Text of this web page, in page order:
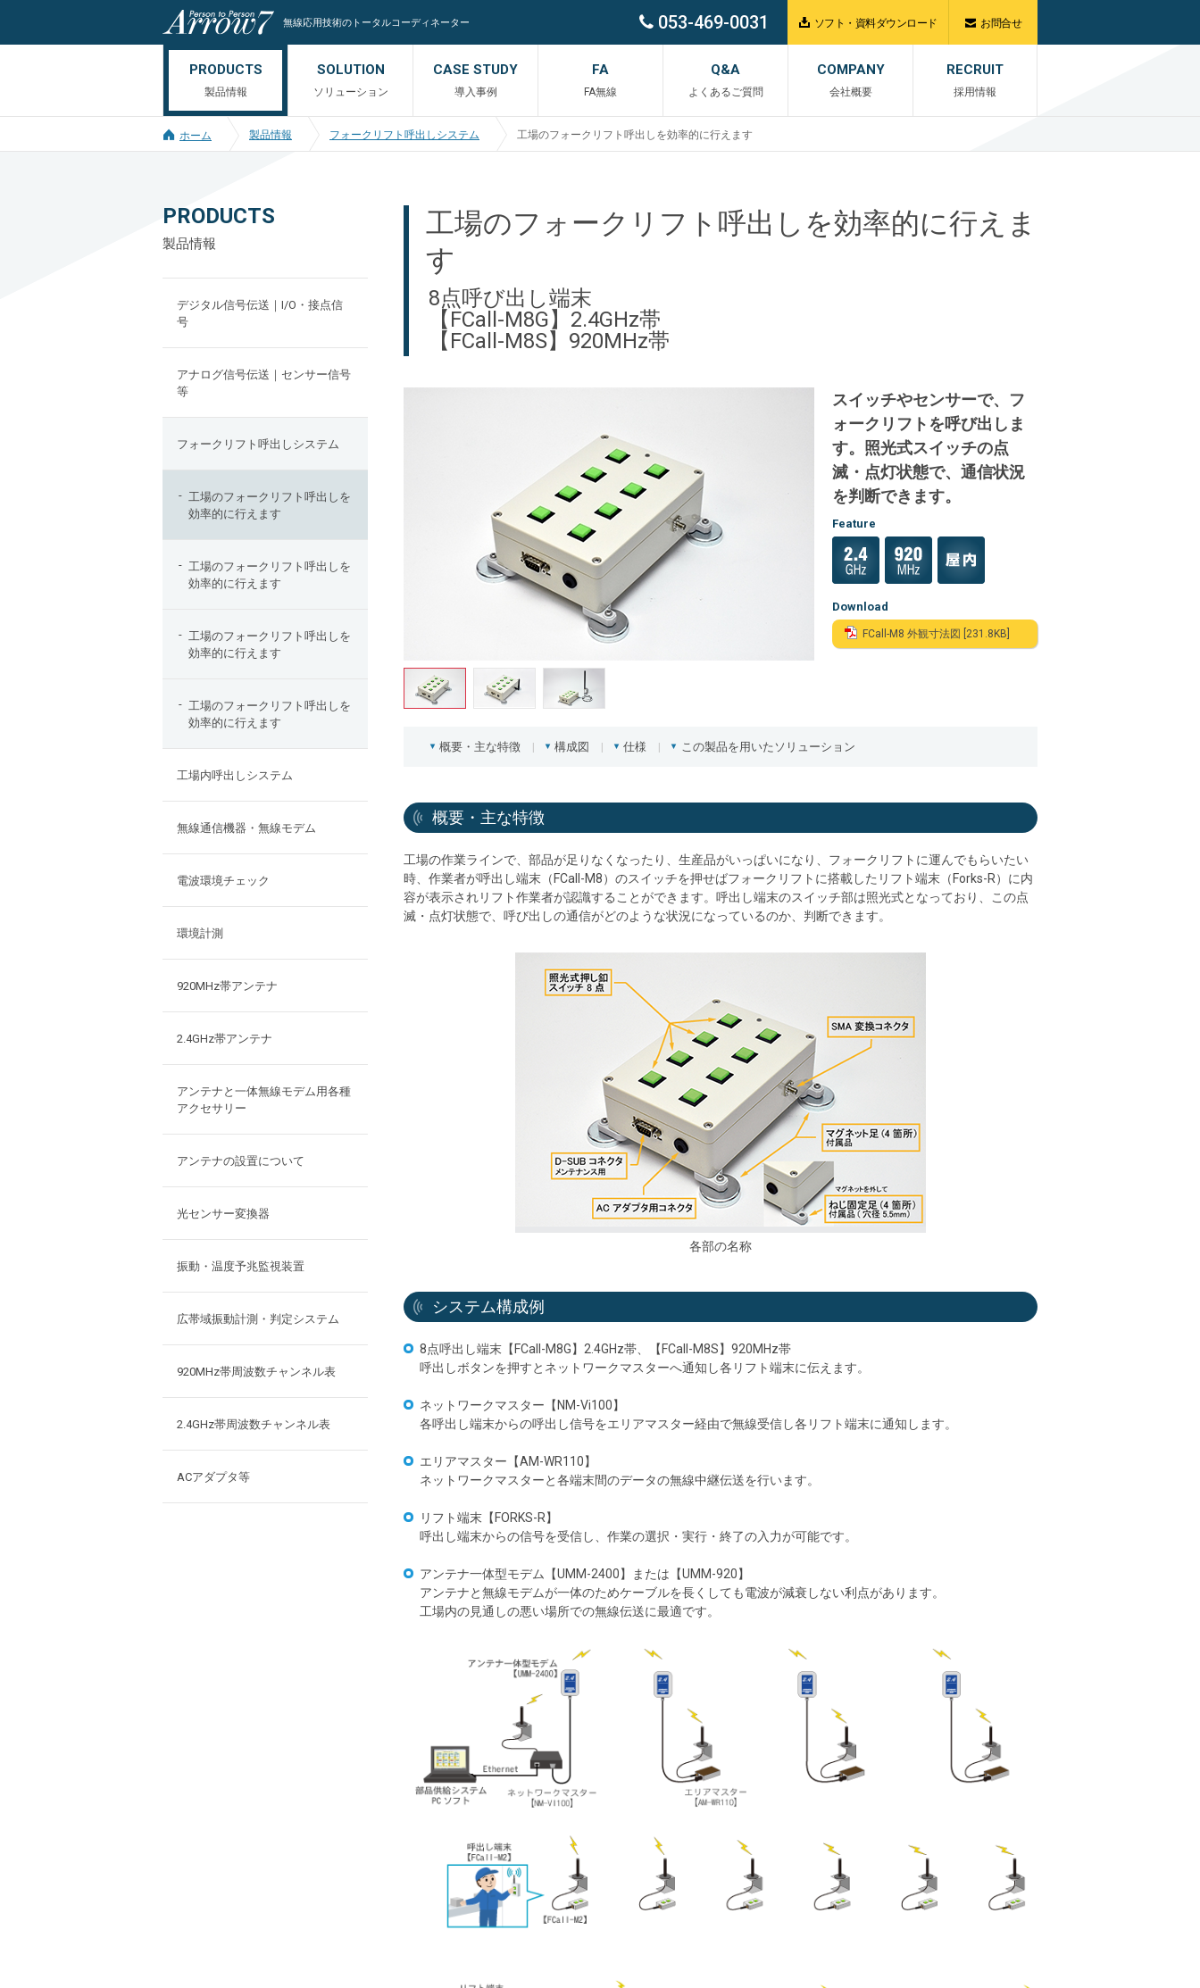
無線応用技術のトータルコーディネーター 053-469-0031 ソフト・資料ダウンロード お問合せ
PRODUCTS
製品情報
SOLUTION
ソリューション
CASE STUDY
導入事例
FA
FA無線
Q&A
よくあるご質問
COMPANY
会社概要
RECRUIT
採用情報
ホーム 製品情報 フォークリフト呼出しシステム 工場のフォークリフト呼出しを効率的に行えます
工場のフォークリフト呼出しを効率的に行えま
す
8点呼び出し端末
【FCall-M8G】2.4GHz帯
【FCall-M8S】920MHz帯
スイッチやセンサーで、フ
ォークリフトを呼び出しま
す。照光式スイッチの点
滅・点灯状態で、通信状況
を判断できます。
Feature
Download
FCall-M8 外観寸法図 [231.8KB]
概要・主な特徴 構成図 仕様 この製品を用いたソリューション
概要・主な特徴
工場の作業ラインで、部品が足りなくなったり、生産品がいっぱいになり、フォークリフトに運んでもらいたい
時、作業者が呼出し端末（FCall-M8）のスイッチを押せばフォークリフトに搭載したリフト端末（Forks-R）に内
容が表示されリフト作業者が認識することができます。呼出し端末のスイッチ部は照光式となっており、この点
滅・点灯状態で、呼び出しの通信がどのような状況になっているのか、判断できます。
各部の名称
システム構成例
8点呼出し端末【FCall-M8G】2.4GHz帯、【FCall-M8S】920MHz帯
呼出しボタンを押すとネットワークマスターへ通知し各リフト端末に伝えます。
ネットワークマスター【NM-Vi100】
各呼出し端末からの呼出し信号をエリアマスター経由で無線受信し各リフト端末に通知します。
エリアマスター【AM-WR110】
ネットワークマスターと各端末間のデータの無線中継伝送を行います。
リフト端末【FORKS-R】
呼出し端末からの信号を受信し、作業の選択・実行・終了の入力が可能です。
アンテナ一体型モデム【UMM-2400】または【UMM-920】
アンテナと無線モデムが一体のためケーブルを長くしても電波が減衰しない利点があります。
工場内の見通しの悪い場所での無線伝送に最適です。
PRODUCTS
製品情報
デジタル信号伝送｜I/O・接点信
号
アナログ信号伝送｜センサー信号
等
フォークリフト呼出しシステム
工場のフォークリフト呼出しを
効率的に行えます
工場のフォークリフト呼出しを
効率的に行えます
工場のフォークリフト呼出しを
効率的に行えます
工場のフォークリフト呼出しを
効率的に行えます
工場内呼出しシステム
無線通信機器・無線モデム
電波環境チェック
環境計測
920MHz帯アンテナ
2.4GHz帯アンテナ
アンテナと一体無線モデム用各種
アクセサリー
アンテナの設置について
光センサー変換器
振動・温度予兆監視装置
広帯域振動計測・判定システム
920MHz帯周波数チャンネル表
2.4GHz帯周波数チャンネル表
ACアダプタ等